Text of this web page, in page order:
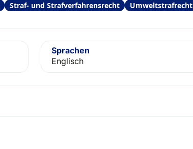
Straf- und Strafverfahrensrecht
Umweltstrafrecht
Sprachen
Englisch